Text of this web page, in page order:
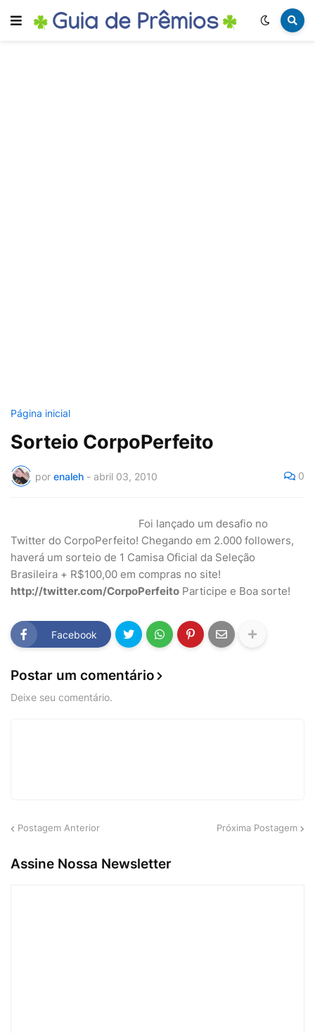
Página inicial
Sorteio CorpoPerfeito
por enaleh - abril 03, 2010 0
Foi lançado um desafio no
Twitter do CorpoPerfeito! Chegando em 2.000 followers,
haverá um sorteio de 1 Camisa Oficial da Seleção
Brasileira + R$100,00 em compras no site!
http://twitter.com/CorpoPerfeito Participe e Boa sorte!
Facebook
Postar um comentário
Deixe seu comentário.
Postagem Anterior Próxima Postagem
Assine Nossa Newsletter